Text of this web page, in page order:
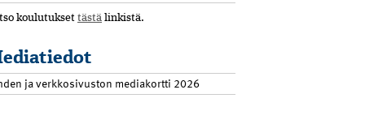
koulutukset tästä linkistä.
ja verkkosivuston mediakortti 2026